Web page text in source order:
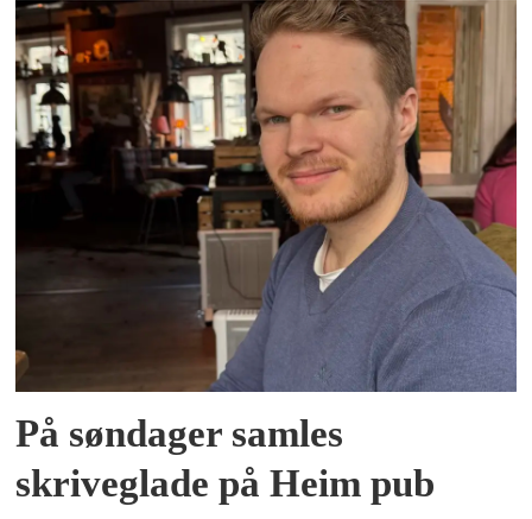
På søndager samles
skriveglade på Heim pub